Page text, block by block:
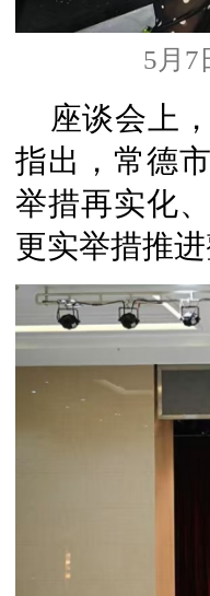
5月7
座谈会上
指出，常德
举措再实化
更实举措推